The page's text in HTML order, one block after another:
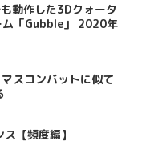
動作した3Dクォータ
ム「Gubble」 2020年
スコンバットに似て
【頻度編】